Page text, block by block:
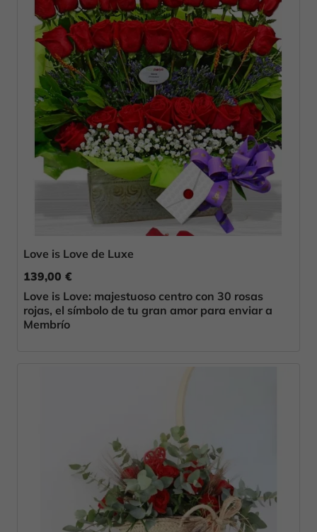
Love is Love de Luxe
139,00 €
Love is Love: majestuoso centro con 30 rosas
rojas, el símbolo de tu gran amor para enviar a
Membrío